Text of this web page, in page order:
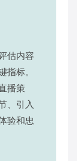
估内容
标。
播策
、引入
验和忠